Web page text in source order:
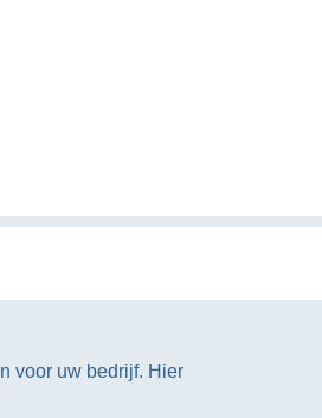
voor uw bedrijf. Hier